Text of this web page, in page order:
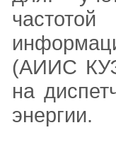
(АИИС
на
энергии.